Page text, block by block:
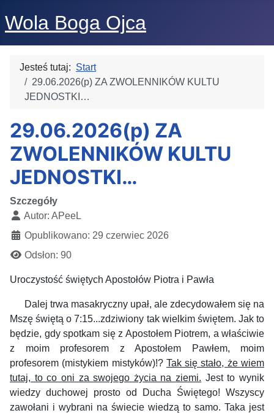
Wola Boga Ojca
Jesteś tutaj: Start
29.06.2026(p) ZA ZWOLENNIKÓW KULTU
JEDNOSTKI…
29.06.2026(p) ZA
ZWOLENNIKÓW KULTU
JEDNOSTKI…
Szczegóły
Autor: APeeL
Opublikowano: 29 czerwiec 2026
Odsłon: 90
Uroczystość świętych Apostołów Piotra i Pawła
Dalej trwa masakryczny upał, ale zdecydowałem się na
Mszę świętą o 7:15...zdziwiony tak wielkim świętem. Jak to
będzie, gdy spotkam się z Apostołem Piotrem, a właściwie
z moim profesorem z Apostołem Pawłem, moim
profesorem (mistykiem mistyków)!? Tak się stało, że wiem
tutaj, to co oni za swojego życia na ziemi. Jest to wynik
wiedzy duchowej prosto od Ducha Świętego! Wszyscy
zawołani i wybrani na świecie wiedzą to samo. Taka jest